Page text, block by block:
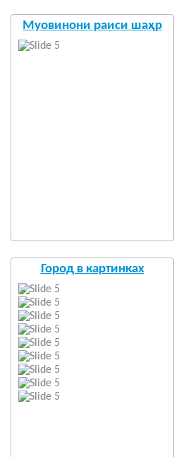
Муовинони раиси шаҳр
Город в картинках